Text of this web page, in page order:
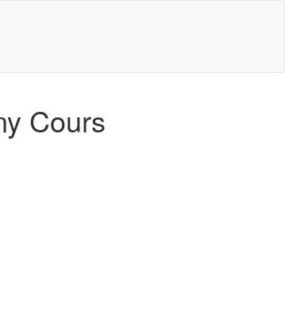
Cours